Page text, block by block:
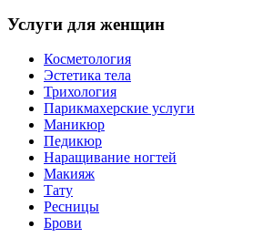
Услуги для женщин
Косметология
Эстетика тела
Трихология
Парикмахерские услуги
Маникюр
Педикюр
Наращивание ногтей
Макияж
Тату
Ресницы
Брови